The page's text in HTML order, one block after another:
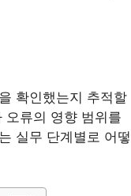
확인했는지 추적할
오류의 영향 범위를
실무 단계별로 어떻